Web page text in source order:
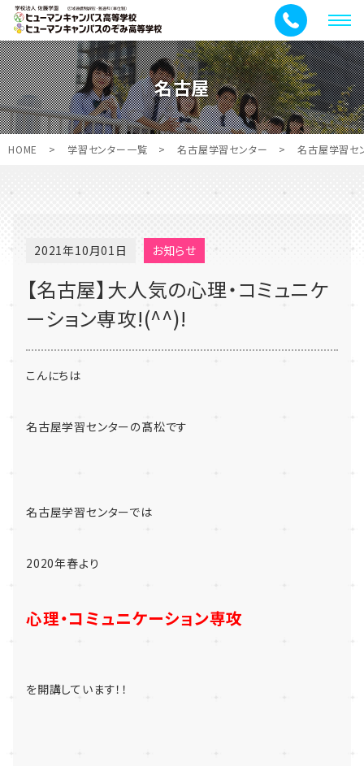
メ
ニ
ュ
ー
名古屋
HOME > 学習センター一覧 > 名古屋学習センター > 名古屋学習セ
2021年10月01日 お知らせ
【名古屋】大人気の心理・コミュニケ
ーション専攻!(^^)!
こんにちは
名古屋学習センターの髙松です
名古屋学習センターでは
2020年春より
心理・コミュニケーション専攻
を開講しています！！